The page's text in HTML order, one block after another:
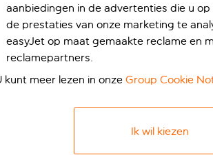
aanbiedingen in de advertenties die u
de prestaties van onze marketing te
easyJet op maat gemaakte reclame en
reclamepartners.
kunt meer lezen in onze Group Cookie
Ik wil kiezen